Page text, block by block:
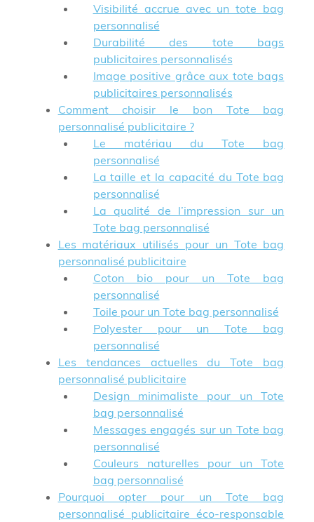
Visibilité accrue avec un tote bag
personnalisé
Durabilité des tote bags
publicitaires personnalisés
Image positive grâce aux tote bags
publicitaires personnalisés
Comment choisir le bon Tote bag
personnalisé publicitaire ?
Le matériau du Tote bag
personnalisé
La taille et la capacité du Tote bag
personnalisé
La qualité de l’impression sur un
Tote bag personnalisé
Les matériaux utilisés pour un Tote bag
personnalisé publicitaire
Coton bio pour un Tote bag
personnalisé
Toile pour un Tote bag personnalisé
Polyester pour un Tote bag
personnalisé
Les tendances actuelles du Tote bag
personnalisé publicitaire
Design minimaliste pour un Tote
bag personnalisé
Messages engagés sur un Tote bag
personnalisé
Couleurs naturelles pour un Tote
bag personnalisé
Pourquoi opter pour un Tote bag
personnalisé publicitaire éco-responsable